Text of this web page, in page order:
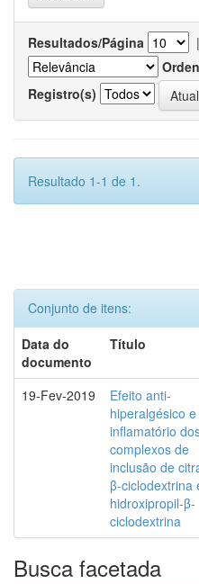
Resultados/Página |
Registro(s)
Resultado 1-1 de 1.
Conjunto de itens:
Data do
documento
Título
19-Fev-2019
Efeito anti-
hiperalgésico
inflamatório
complexos de
inclusão de
β-ciclodextrina
hidroxipropil-β-
ciclodextrina
Busca facetada